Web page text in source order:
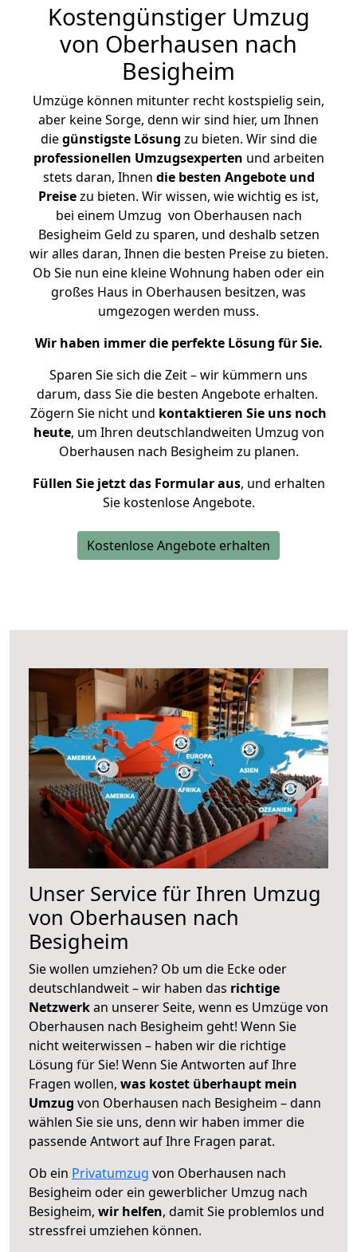
Kostengünstiger Umzug
von Oberhausen nach
Besigheim
Umzüge können mitunter recht kostspielig sein,
aber keine Sorge, denn wir sind hier, um Ihnen
diegünstigste Lösung zu bieten. Wir sind die
professionellen Umzugsexperten und arbeiten
stets daran, Ihnen die besten Angebote und
Preisezu bieten. Wir wissen, wie wichtig es ist,
bei einem Umzug von Oberhausen nach
Besigheim Geld zu sparen, und deshalb setzen
wir alles daran, Ihnen die besten Preise zu bieten.
Ob Sie nun eine kleine Wohnung haben oder ein
großes Haus in Oberhausen besitzen, was
umgezogen werden muss.
Wir haben immer die perfekte Lösung für Sie.
Sparen Sie sich die Zeit – wir kümmern uns
darum, dass Sie die besten Angebote erhalten.
Zögern Sie nicht und kontaktieren Sie uns noch
heute, um Ihren deutschlandweiten Umzug von
Oberhausen nach Besigheim zu planen.
Füllen Sie jetzt das Formular aus, und erhalten
Sie kostenlose Angebote.
Kostenlose Angebote erhalten
Unser Service für Ihren Umzug
von Oberhausen nach
Besigheim
Sie wollen umziehen? Ob um die Ecke oder
deutschlandweit – wir haben das richtige
Netzwerkan unserer Seite, wenn es Umzüge von
Oberhausen nach Besigheim geht! Wenn Sie
nicht weiterwissen – haben wir die richtige
Lösung für Sie! Wenn Sie Antworten auf Ihre
Fragen wollen, was kostet überhaupt mein
Umzug von Oberhausen nach Besigheim – dann
wählen Sie sie uns, denn wir haben immer die
passende Antwort auf Ihre Fragen parat.
Ob ein Privatumzug von Oberhausen nach
Besigheim oder ein gewerblicher Umzug nach
Besigheim, wir helfen, damit Sie problemlos und
stressfrei umziehen können.